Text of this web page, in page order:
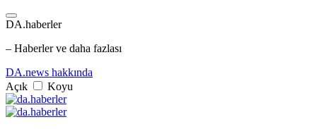
DA.haberler
– Haberler ve daha fazlası
DA.news hakkında
Açık
Koyu